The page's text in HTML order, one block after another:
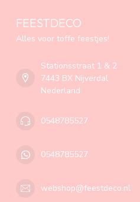
FEESTDECO
Alles voor toffe feestjes!
Stationsstraat 1 & 2
7443 BX Nijverdal
Nederland
0548785527
0548785527
webshop@feestdeco.nl